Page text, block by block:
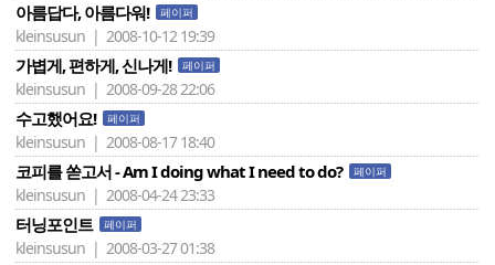
아름답다, 아름다워! 페이퍼
kleinsusun | 2008-10-12 19:39
가볍게, 편하게, 신나게! 페이퍼
kleinsusun | 2008-09-28 22:06
수고했어요! 페이퍼
kleinsusun | 2008-08-17 18:40
코피를 쏟고서 - Am I doing what I need to do? 페이퍼
kleinsusun | 2008-04-24 23:33
터닝포인트 페이퍼
kleinsusun | 2008-03-27 01:38